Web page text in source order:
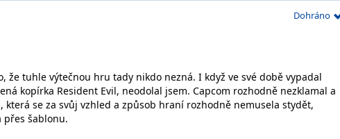
Dohráno
že tuhle výtečnou hru tady nikdo nezná. I když ve své době vypadal
kopírka Resident Evil, neodolal jsem. Capcom rozhodně nezklamal a
která se za svůj vzhled a způsob hraní rozhodně nemusela stydět,
přes šablonu.